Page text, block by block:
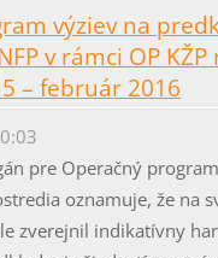
výziev na
v rámci OP
– február 2016
pre Operačný
oznamuje, že na
zverejnil indikatívny